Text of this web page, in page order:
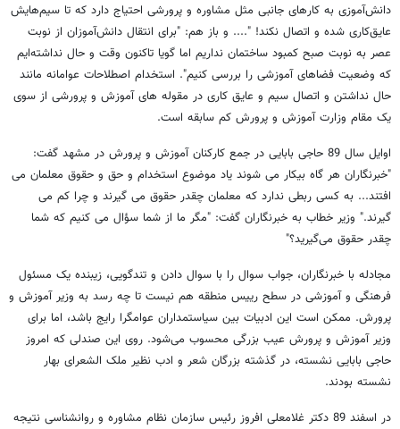
دانش‌آموزی به کارهای جانبی مثل مشاوره و پرورشی احتیاج دارد که تا سیم‌هایش
عایق‌کاری شده و اتصال نکند! ".... و باز هم: "برای انتقال دانش‌آموزان از نوبت
عصر به نوبت صبح کمبود ساختمان نداریم اما گویا تاکنون وقت و حال نداشته‌ایم
که وضعیت فضاهای آموزشی را بررسی کنیم". استخدام اصطلاحات عوامانه مانند
حال نداشتن و اتصال سیم و عایق کاری در مقوله های آموزش و پرورشی از سوی
یک مقام وزارت آموزش و پرورش کم سابقه است.
اوایل سال 89 حاجی بابایی در جمع کارکنان آموزش و پرورش در مشهد گفت:
"خبرنگاران هر گاه بیکار می شوند یاد موضوع استخدام و حق و حقوق معلمان می
افتند... به کسی ربطی ندارد که معلمان چقدر حقوق می گیرند و چرا کم می
گیرند." وزیر خطاب به خبرنگاران گفت: "مگر ما از شما سؤال می کنیم که شما
چقدر حقوق می‌گیرید؟"
مجادله با خبرنگاران، جواب سوال را با سوال دادن و تندگویی، زیبنده یک مسئول
فرهنگی و آموزشی در سطح رییس منطقه هم نیست تا چه رسد به وزیر آموزش و
پرورش. ممکن است این ادبیات بین سیاستمداران عوامگرا رایج باشد، اما برای
وزیر آموزش و پرورش عیب بزرگی محسوب می‌شود. روی این صندلی که امروز
حاجی بابایی نشسته، در گذشته بزرگان شعر و ادب نظیر ملک الشعرای بهار
نشسته بودند.
در اسفند 89 دکتر غلامعلی افروز رئیس سازمان نظام مشاوره و روانشناسی نتیجه